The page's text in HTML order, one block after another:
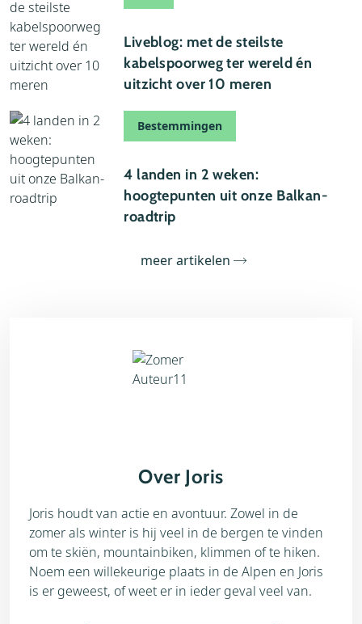
Liveblog: met de steilste
kabelspoorweg ter wereld én
uitzicht over 10 meren
Bestemmingen
4 landen in 2 weken:
hoogtepunten uit onze Balkan-
roadtrip
meer artikelen
Over Joris
Joris houdt van actie en avontuur. Zowel in de
zomer als winter is hij veel in de bergen te vinden
om te skiën, mountainbiken, klimmen of te hiken.
Noem een willekeurige plaats in de Alpen en Joris
is er geweest, of weet er in ieder geval veel van.